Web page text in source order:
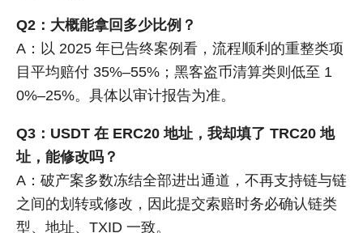
Q2：大概能拿回多少比例？
A：以 2025 年已告终案例看，流程顺利的重整类项
目平均赔付 35%–55%；黑客盗币清算类则低至 1
0%–25%。具体以审计报告为准。
Q3：USDT 在 ERC20 地址，我却填了 TRC20 地
址，能修改吗？
A：破产案多数冻结全部进出通道，不再支持链与链
之间的划转或修改，因此提交索赔时务必确认链类
型、地址、TXID 一致。